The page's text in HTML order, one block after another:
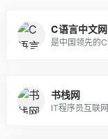
C语言中文网
书栈网